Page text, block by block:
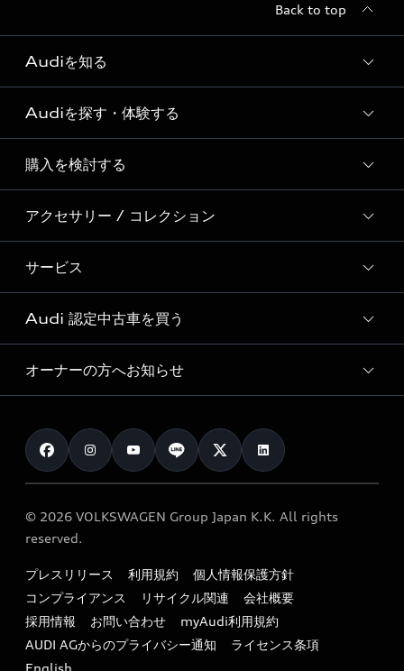
Back to top
Audiを知る
Audi ブランド
Story of Progress
Audi Sport
Formula 1®
デジタルサービス
Audiを探す・体験する
ディーラー検索
新車在庫検索
試乗車・展示車検索
見積り依頼
試乗予約
購入を検討する
モデル一覧
特別仕様モデル / 限定モデル
e-tronラインアップ
価格シミュレーション
車両比較
カタログ一覧
アクセサリー / コレクション
純正アクセサリー
オンラインショップ
Audi collection
アウディナビアプリ
サービス
サービス入庫予約
サービスプログラム
メンテナンス
車検 / 定期点検
e-tronアフターサポート
myAudi
Audi 認定中古車を買う
Audi認定中古車
クオリティ
保証
メンテナンス
ファイナンス
キャンペーン / イベント
買取査定
オーナーの方へお知らせ
お知らせ
オーナー様向けキャンペーン
特定整備適用車一覧
リサイクル法
よくある質問（FAQ）
© 2026 VOLKSWAGEN Group Japan K.K. All rights
reserved.
プレスリリース 利用規約
個人情報保護方針
コンプライアンス
リサイクル関連
会社概要
採用情報
お問い合わせ
myAudi利用規約
AUDI AGからのプライバシー通知
ライセンス条項
English